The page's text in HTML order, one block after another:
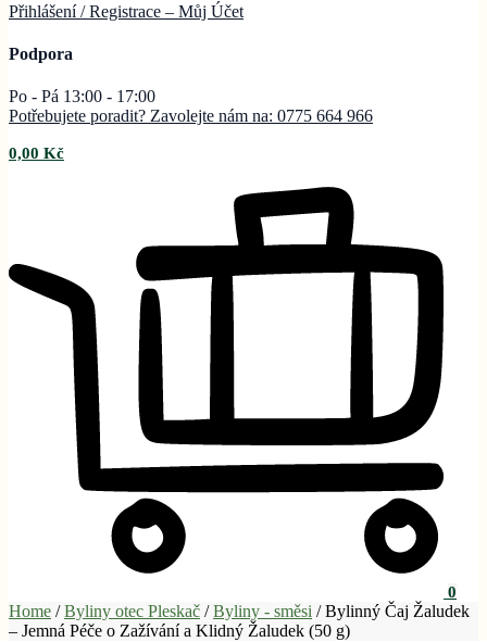
Přihlášení / Registrace – Můj Účet
Podpora
Po - Pá 13:00 - 17:00
Potřebujete poradit? Zavolejte nám na: 0775 664 966
0,00 Kč
0
Home /Byliny otec Pleskač /Byliny - směsi /Bylinný Čaj Žaludek
– Jemná Péče o Zažívání a Klidný Žaludek (50 g)